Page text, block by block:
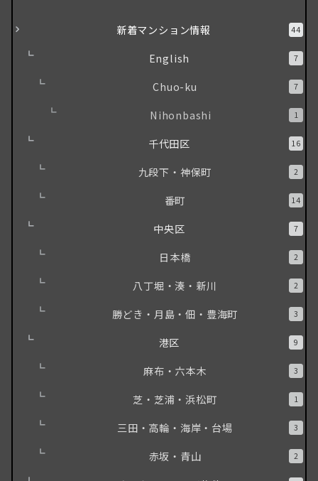
新着マンション情報 44
English 7
Chuo-ku 7
Nihonbashi 1
千代田区 16
九段下・神保町 2
番町 14
中央区 7
日本橋 2
八丁堀・湊・新川 2
勝どき・月島・佃・豊海町 3
港区 9
麻布・六本木 3
芝・芝浦・浜松町 1
三田・高輪・海岸・台場 3
赤坂・青山 2